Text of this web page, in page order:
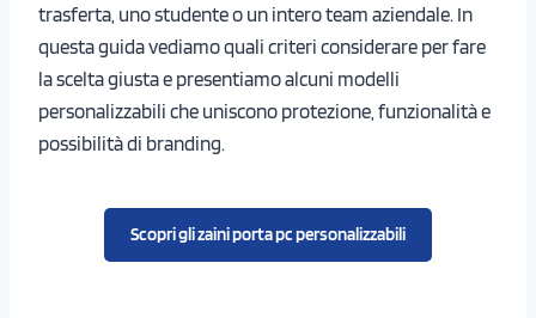
trasferta, uno studente o un intero team aziendale. In
questa guida vediamo quali criteri considerare per fare
la scelta giusta e presentiamo alcuni modelli
personalizzabili che uniscono protezione, funzionalità e
possibilità di branding.
Scopri gli zaini porta pc personalizzabili